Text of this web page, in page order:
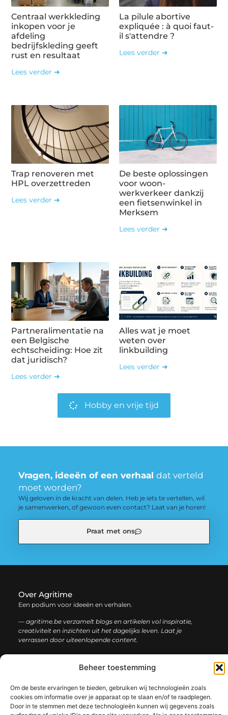
Beheer toestemming
Om de beste ervaringen te bieden, gebruiken wij technologieën zoals
cookies om informatie over je apparaat op te slaan en/of te raadplegen.
Door in te stemmen met deze technologieën kunnen wij gegevens zoals
Centraal werkkleding
inkopen voor je
afdeling
bedrijfskleding geeft
rust en resultaat
Lees verder ➜
La pilule abortive
expliquée : à quoi faut-
il s'attendre ?
Lees verder ➜
Trap renoveren met
HPL overzettreden
Lees verder ➜
De beste oplossingen
voor woon-
werkverkeer dankzij
een fietsenwinkel in
Merksem
Lees verder ➜
Partneralimentatie na
een Belgische
echtscheiding: Hoe zit
dat juridisch?
Lees verder ➜
Alles wat je moet
weten over
linkbuilding
Lees verder ➜
Hobby en vrije tijd
Vragen, ideeën of een verhaal dat verteld
moet worden?
Wij geloven in de kracht van delen. Heb je iets te vertellen, wil
je samenwerken, of gewoon even contact? Laat van je horen!
Praat met ons
Over Agritime
Een podium voor ideeën en verhalen.
— agritime.be verzamelt blogs en artikelen vol inspiratie,
creativiteit en inzichten uit het dagelijks leven. Laat je
verrassen door uiteenlopende content.
Bericht categorie